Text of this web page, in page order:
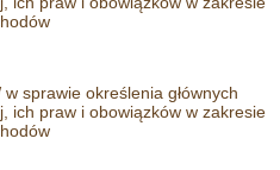
sprawie określenia głównych
ich praw i obowiązków w zakresie